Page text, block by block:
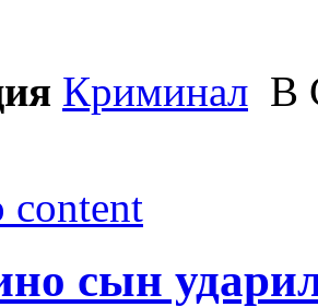
Криминал В
content
сын